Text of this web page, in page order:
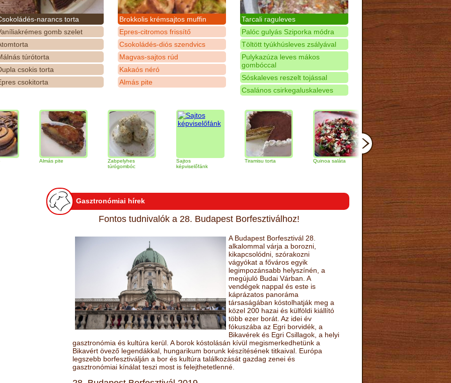
narancs torta
gomb szelet
túrótorta
csokis torta
csokitorta
Brokkolis krémsajtos muffin
Epres-citromos frissítő
Csokoládés-diós szendvics
Magvas-sajtos rúd
Kakaós néró
Almás pite
Tarcali raguleves
Palóc gulyás Sziporka módra
Töltött tyúkhúsleves zsályával
Pulykazúza leves mákos
gombóccal
Sóskaleves reszelt tojással
Csalános csirkegaluskaleves
Zabpelyhes
túrógombóc
képviselőfánk
Tiramisu torta Quinoa saláta
narancs
Gasztronómiai hírek
Fontos tudnivalók a 28. Budapest Borfesztiválhoz!
A Budapest Borfesztivál 28.
alkalommal várja a borozni,
kikapcsolódni, szórakozni
vágyókat a főváros egyik
legimpozánsabb helyszínén, a
megújuló Budai Várban. A
vendégek nappal és este is
káprázatos panoráma
társaságában kóstolhatják meg a
közel 200 hazai és külföldi kiállító
több ezer borát. Az idei év
fókuszába az Egri borvidék, a
Bikavérek és Egri Csillagok, a helyi
gasztronómia és kultúra kerül. A borok kóstolásán kívül megismerkedhetünk a
Bikavért övező legendákkal, hungarikum borunk készítésének titkaival. Európa
legszebb borfesztiválján a bor és kultúra találkozását gazdag zenei és
gasztronómiai kínálat teszi most is felejthetetlenné.